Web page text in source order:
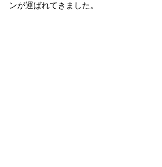
ンが運ばれてきました。